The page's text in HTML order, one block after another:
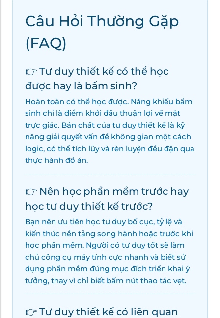
Câu Hỏi Thường Gặp
(FAQ)
👉 Tư duy thiết kế có thể học
được hay là bẩm sinh?
Hoàn toàn có thể học được. Năng khiếu bẩm
sinh chỉ là điểm khởi đầu thuận lợi về mặt
trực giác. Bản chất của tư duy thiết kế là kỹ
năng giải quyết vấn đề không gian một cách
logic, có thể tích lũy và rèn luyện đều đặn qua
thực hành đồ án.
👉 Nên học phần mềm trước hay
học tư duy thiết kế trước?
Bạn nên ưu tiên học tư duy bố cục, tỷ lệ và
kiến thức nền tảng song hành hoặc trước khi
học phần mềm. Người có tư duy tốt sẽ làm
chủ công cụ máy tính cực nhanh và biết sử
dụng phần mềm đúng mục đích triển khai ý
tưởng, thay vì chỉ biết bấm nút thao tác vẹt.
👉 Tư duy thiết kế có liên quan